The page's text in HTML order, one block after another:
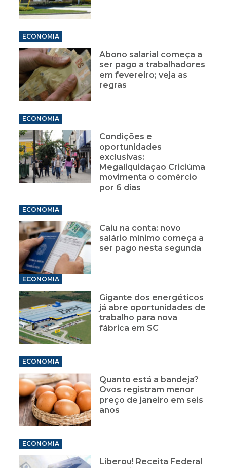
ECONOMIA
Abono salarial começa a
ser pago a trabalhadores
em fevereiro; veja as
regras
ECONOMIA
Condições e
oportunidades
exclusivas:
Megaliquidação Criciúma
movimenta o comércio
por 6 dias
ECONOMIA
Caiu na conta: novo
salário mínimo começa a
ser pago nesta segunda
ECONOMIA
Gigante dos energéticos
já abre oportunidades de
trabalho para nova
fábrica em SC
ECONOMIA
Quanto está a bandeja?
Ovos registram menor
preço de janeiro em seis
anos
ECONOMIA
Liberou! Receita Federal